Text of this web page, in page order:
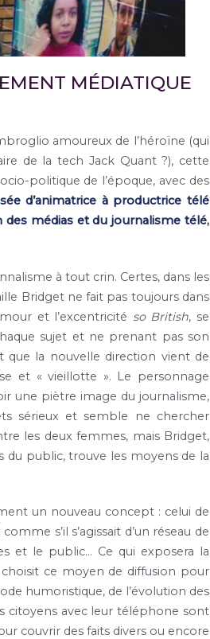
MÉDIATIQUE
amoureux de l’héroïne (qui
de la tech Jack Quant ?), cette
politique de l’époque, avec des
d’animatrice à productrice télé
médias et du journalisme télé,
à tout crin. Certes, dans les
Bridget ne fait pas toujours dans
et l’excentricité so British, se
sujet et ne prenant pas son
que la nouvelle direction vient de
et « vieillotte ». Le personnage
une piètre image du journalisme,
sérieux et semble ne chercher
les deux femmes, mais Bridget,
public, trouve les moyens de la
un nouveau concept : celui de
s’il s’agissait d’un réseau de
et le public… Ce qui exposera la
choisit ce moyen de diffusion pour
humoristique, de l’évolution des
citoyens avec leur téléphone sont
couvrir des faits divers ou encore